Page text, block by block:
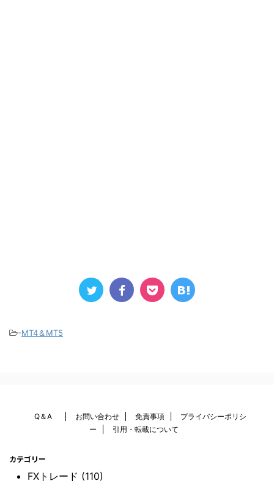
-MT4＆MT5
Q＆A お問い合わせ 免責事項
プライバシーポリシ
ー
引用・転載について
カテゴリー
FXトレード (110)